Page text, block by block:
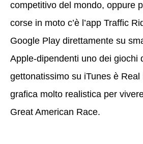
competitivo del mondo, oppure
corse in moto c’è l’app Traffic
Google Play direttamente su
Apple-dipendenti uno dei giochi
gettonatissimo su iTunes è
grafica molto realistica per
Great American Race.